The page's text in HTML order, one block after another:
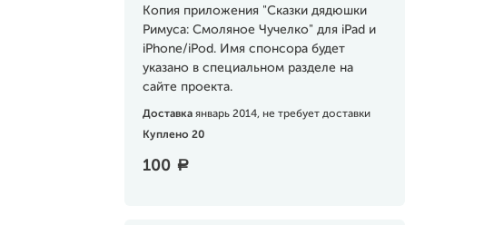
Копия приложения "Сказки дядюшки
Римуса: Смоляное Чучелко" для iPad и
iPhone/iPod. Имя спонсора будет
указано в специальном разделе на
сайте проекта.
Доставка январь 2014, не требует доставки
Куплено 20
100 a